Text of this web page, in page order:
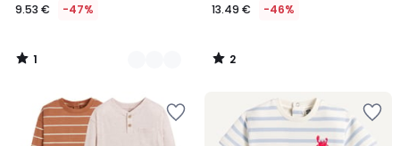
9.53 € -47%
1
/
13.49 € -46%
2
/